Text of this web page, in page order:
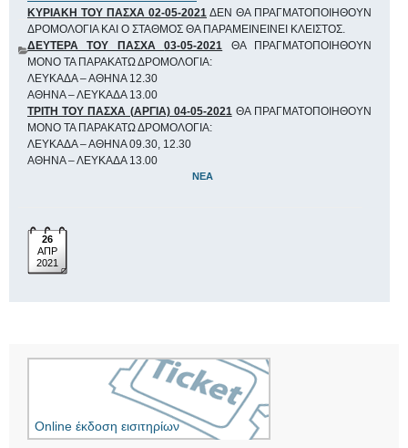
ΚΥΡΙΑΚΗ ΤΟΥ ΠΑΣΧΑ 02-05-2021 ΔΕΝ ΘΑ ΠΡΑΓΜΑΤΟΠΟΙΗΘΟΥΝ
ΔΡΟΜΟΛΟΓΙΑ ΚΑΙ Ο ΣΤΑΘΜΟΣ ΘΑ ΠΑΡΑΜΕΙΝΕΙΝΕΙ ΚΛΕΙΣΤΟΣ.
ΔΕΥΤΕΡΑ ΤΟΥ ΠΑΣΧΑ03-05-2021 ΘΑ ΠΡΑΓΜΑΤΟΠΟΙΗΘΟΥΝ
ΜΟΝΟ ΤΑ ΠΑΡΑΚΑΤΩ ΔΡΟΜΟΛΟΓΙΑ:
ΛΕΥΚΑΔΑ – ΑΘΗΝΑ 12.30
ΑΘΗΝΑ – ΛΕΥΚΑΔΑ 13.00
ΤΡΙΤΗ ΤΟΥ ΠΑΣΧΑ (ΑΡΓΙΑ) 04-05-2021ΘΑ ΠΡΑΓΜΑΤΟΠΟΙΗΘΟΥΝ
ΜΟΝΟ ΤΑ ΠΑΡΑΚΑΤΩ ΔΡΟΜΟΛΟΓΙΑ:
ΛΕΥΚΑΔΑ – ΑΘΗΝΑ 09.30, 12.30
ΑΘΗΝΑ – ΛΕΥΚΑΔΑ 13.00
ΝΈΑ
26
ΑΠΡ
2021
Online έκδοση εισιτηρίων